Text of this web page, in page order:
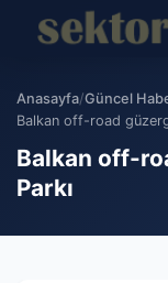
Anasayfa/Güncel
Balkan off-road
Balkan off-
Parkı